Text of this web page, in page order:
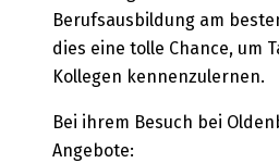
Berufsausbildung am
dies eine tolle Chance, um
Kollegen kennenzulernen.
Bei ihrem Besuch bei
Angebote: